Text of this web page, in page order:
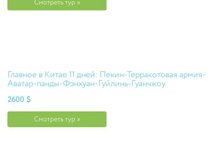
Смотреть тур »
Главное в Китае 11 дней: Пекин-Терракотовая армия-
Аватар-панды-Фэнхуан-Гуйлинь-Гуанчжоу
2600 $
Смотреть тур »